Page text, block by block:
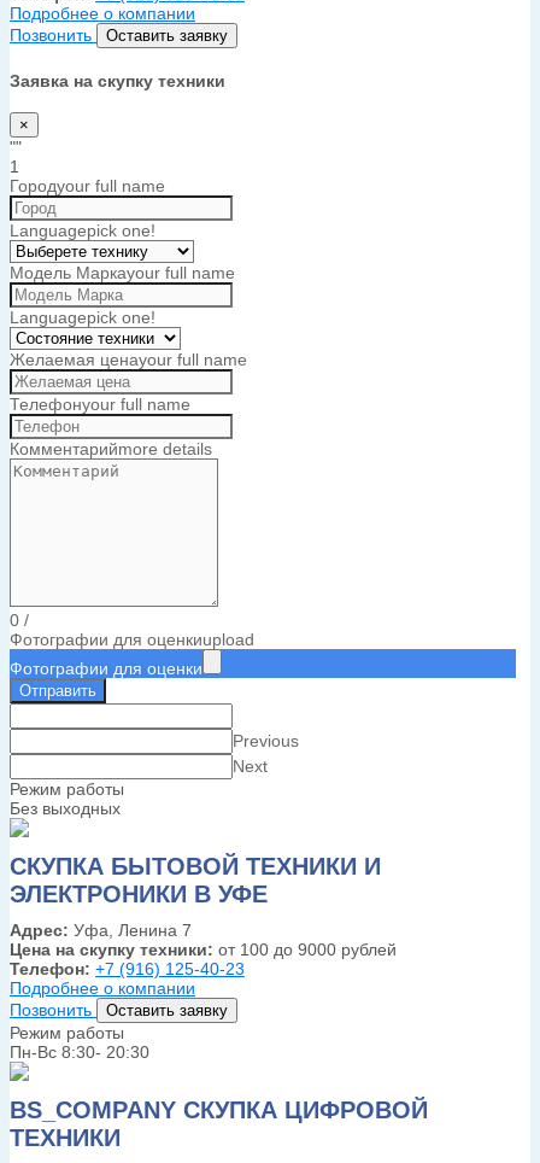
Подробнее о компании
Позвонить
Оставить заявку
Заявка на скупку техники
×
""
1
Городyour full name
Languagepick one!
Модель Маркаyour full name
Languagepick one!
Желаемая ценаyour full name
Телефонyour full name
Комментарийmore details
0 /
Фотографии для оценкиupload
Фотографии для оценки
Отправить
Previous
Next
Режим работы
Без выходных
СКУПКА БЫТОВОЙ ТЕХНИКИ И
ЭЛЕКТРОНИКИ В УФЕ
Адрес: Уфа, Ленина 7
Цена на скупку техники: от 100 до 9000 рублей
Телефон: +7 (916) 125-40-23
Подробнее о компании
Позвонить
Оставить заявку
Режим работы
Пн-Вс 8:30- 20:30
BS_COMPANY СКУПКА ЦИФРОВОЙ
ТЕХНИКИ